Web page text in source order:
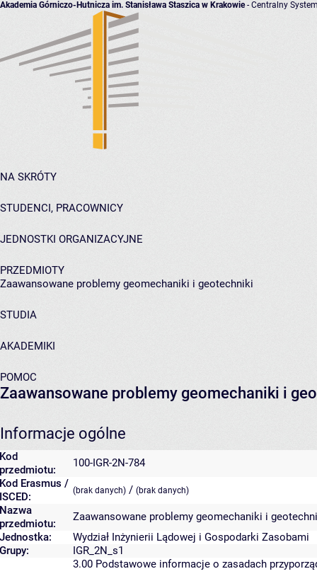
Akademia Górniczo-Hutnicza im. Stanisława Staszica w Krakowie- Centralny
NA SKRÓTY
STUDENCI, PRACOWNICY
JEDNOSTKI ORGANIZACYJNE
PRZEDMIOTY
Zaawansowane problemy geomechaniki i geotechniki
STUDIA
AKADEMIKI
POMOC
Zaawansowane problemy geomechaniki i
Informacje ogólne
Kod
przedmiotu:
100-IGR-2N-784
Kod Erasmus /
ISCED:
(brak danych) / (brak danych)
Nazwa
przedmiotu:
Zaawansowane problemy geomechaniki i
Jednostka:
Wydział Inżynierii Lądowej i Gospodarki Zasobami
Grupy:
IGR_2N_s1
3.00 Podstawowe informacje o zasadach